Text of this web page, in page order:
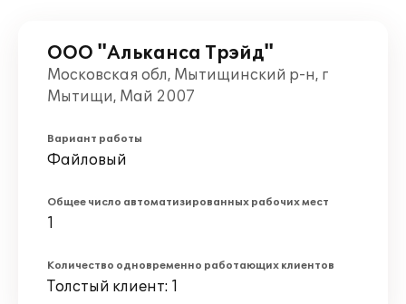
ООО "Альканса Трэйд"
Московская обл, Мытищинский р-н, г
Мытищи, Май 2007
Вариант работы
Файловый
Общее число автоматизированных рабочих мест
1
Количество одновременно работающих клиентов
Толстый клиент: 1